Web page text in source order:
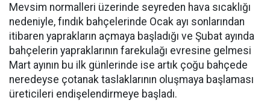
Mevsim normalleri üzerinde seyreden hava sıcaklığı
nedeniyle, fındık bahçelerinde Ocak ayı sonlarından
itibaren yaprakların açmaya başladığı ve Şubat ayında
bahçelerin yapraklarının farekulağı evresine gelmesi
Mart ayının bu ilk günlerinde ise artık çoğu bahçede
neredeyse çotanak taslaklarının oluşmaya başlaması
üreticileri endişelendirmeye başladı.